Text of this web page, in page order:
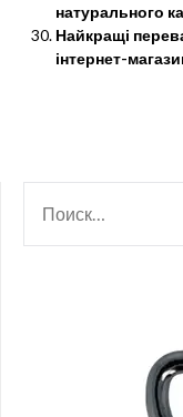
натурального
Найкращі
інтернет-